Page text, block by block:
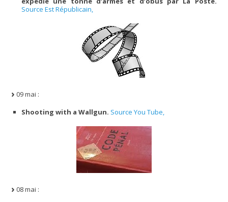
Source Est Républicain,
09 mai :
Shooting with a Wallgun. Source You Tube,
08 mai :